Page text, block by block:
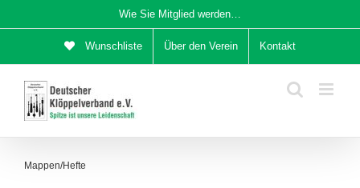
Inhalt
Wie Sie Mitglied werden…
Wunschliste Über den Verein Kontakt
Mappen/Hefte